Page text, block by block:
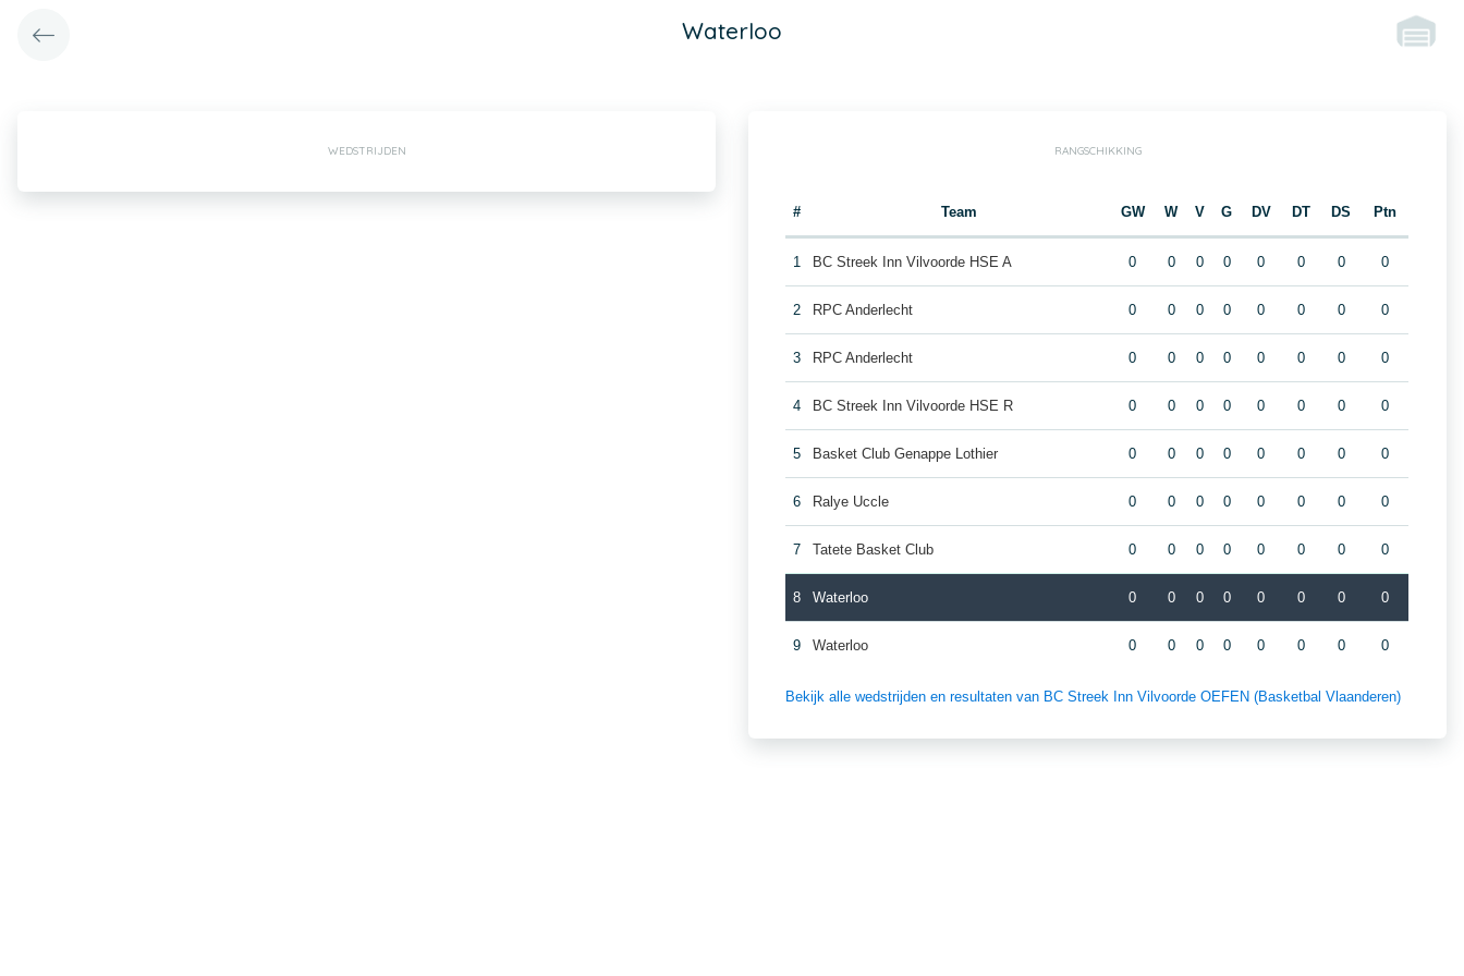
Waterloo
WEDSTRIJDEN RANGSCHIKKING
# Team GW W V G DV DT DS Ptn
1 BC Streek Inn Vilvoorde HSE A 0 0 0 0 0 0 0 0
2 RPC Anderlecht 0 0 0 0 0 0 0 0
3 RPC Anderlecht 0 0 0 0 0 0 0 0
4 BC Streek Inn Vilvoorde HSE R 0 0 0 0 0 0 0 0
5 Basket Club Genappe Lothier 0 0 0 0 0 0 0 0
6 Ralye Uccle 0 0 0 0 0 0 0 0
7 Tatete Basket Club 0 0 0 0 0 0 0 0
8 Waterloo 0 0 0 0 0 0 0 0
9 Waterloo 0 0 0 0 0 0 0 0
Bekijk alle wedstrijden en resultaten van BC Streek Inn Vilvoorde OEFEN (Basketbal Vlaanderen)